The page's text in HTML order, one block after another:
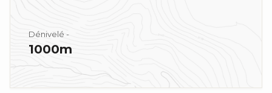
Dénivelé -
1000m